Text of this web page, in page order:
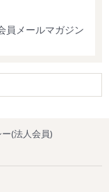
員メールマガジン
(法人会員)